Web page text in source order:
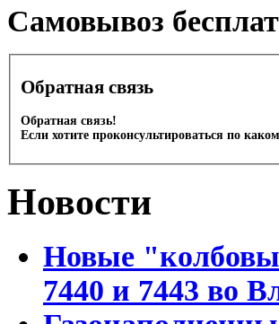
Cамовывоз
Обратная связь
Обратная связь!
Если хотите проконсультироваться по
Новости
Новые
7440 и 7443 во